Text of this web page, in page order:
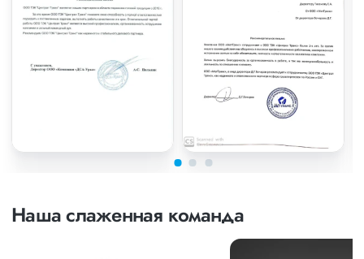
Наша слаженная команда